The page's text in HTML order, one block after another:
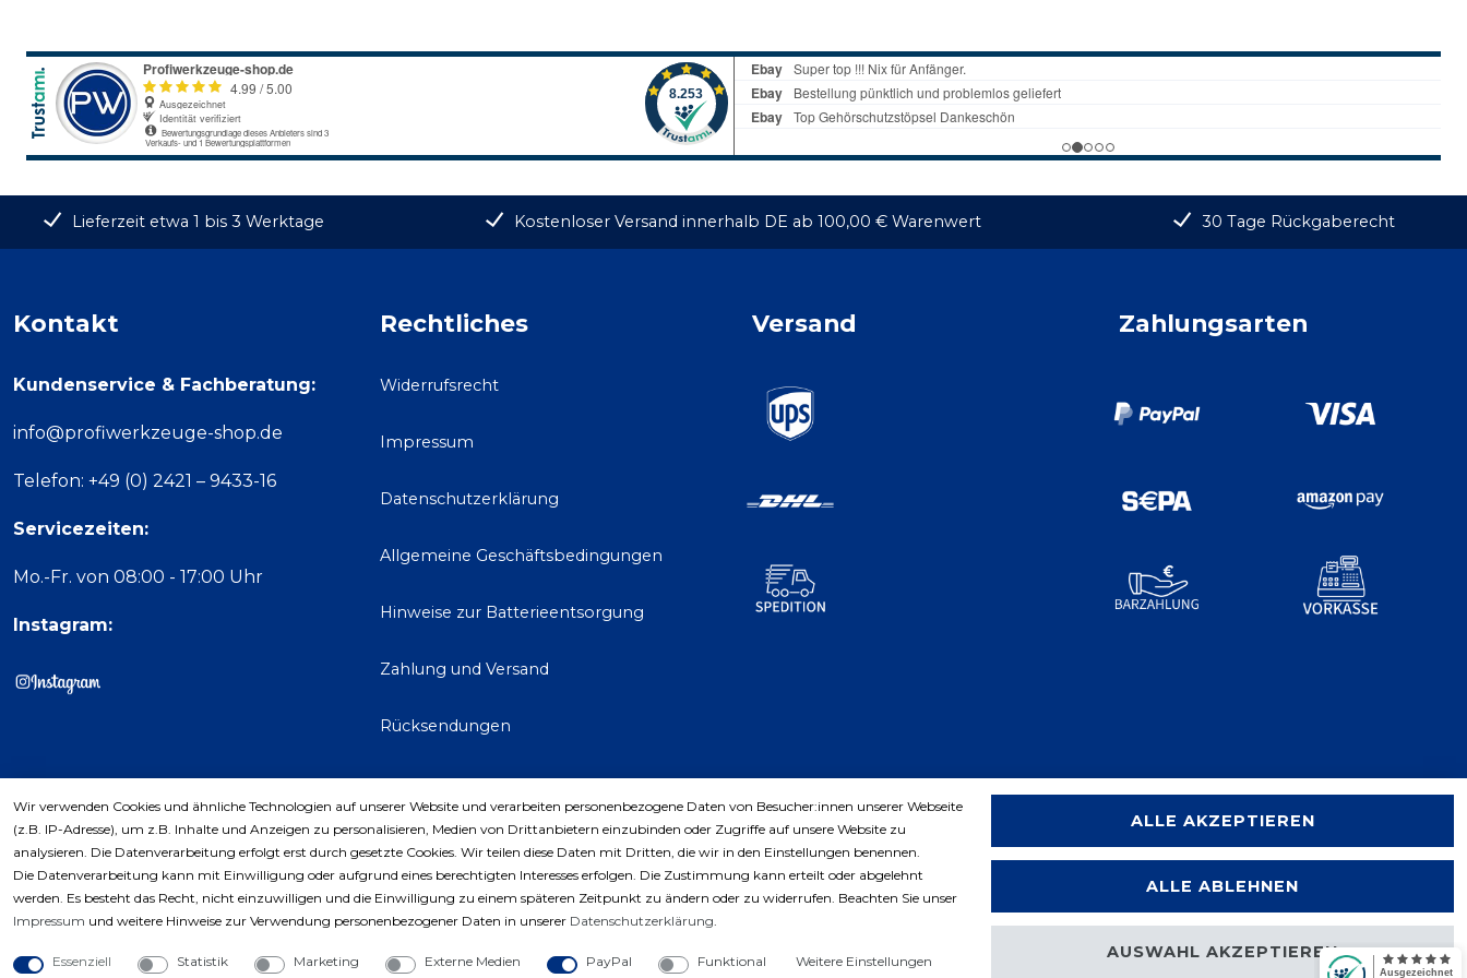
Lieferzeit etwa 1 bis 3 Werktage Kostenloser Versand innerhalb DE ab 100,00 € Warenwert 30 Tage Rückgaberecht
Kontakt
Kundenservice & Fachberatung:
info@profiwerkzeuge-shop.de
Telefon: +49 (0) 2421 – 9433-16
Servicezeiten:
Mo.-Fr. von 08:00 - 17:00 Uhr
Instagram:
Rechtliches
Widerrufsrecht
Impressum
Datenschutzerklärung
Allgemeine Geschäftsbedingungen
Hinweise zur Batterieentsorgung
Zahlung und Versand
Rücksendungen
Kaufvertrag widerrufen
Versand Zahlungsarten
Copyright © 2023 by Profiwerkzeuge-Shop. Alle Rechte vorbehalten.
Wir verwenden Cookies und ähnliche Technologien auf unserer Website und verarbeiten personenbezogene Daten von Besucher:innen unserer Webseite
(z.B. IP-Adresse), um z.B. Inhalte und Anzeigen zu personalisieren, Medien von Drittanbietern einzubinden oder Zugriffe auf unsere Website zu
analysieren. Die Datenverarbeitung erfolgt erst durch gesetzte Cookies. Wir teilen diese Daten mit Dritten, die wir in den Einstellungen benennen.
Die Datenverarbeitung kann mit Einwilligung oder aufgrund eines berechtigten Interesses erfolgen. Die Zustimmung kann erteilt oder abgelehnt
werden. Es besteht das Recht, nicht einzuwilligen und die Einwilligung zu einem späteren Zeitpunkt zu ändern oder zu widerrufen. Beachten Sie unser
Impressum und weitere Hinweise zur Verwendung personenbezogener Daten in unserer Daten­schutz­erklärung.
Essenziell Statistik Marketing Externe Medien PayPal Funktional Weitere Einstellungen
ALLE AKZEPTIEREN
ALLE ABLEHNEN
AUSWAHL AKZEPTIEREN